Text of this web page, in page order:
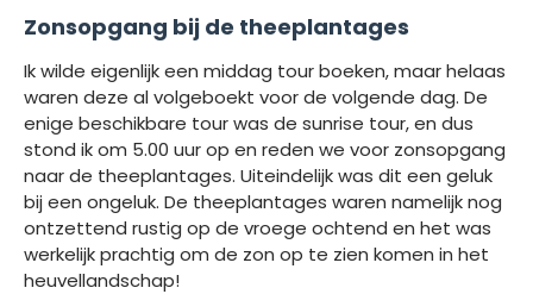
Zonsopgang bij de theeplantages
Ik wilde eigenlijk een middag tour boeken, maar helaas
waren deze al volgeboekt voor de volgende dag. De
enige beschikbare tour was de sunrise tour, en dus
stond ik om 5.00 uur op en reden we voor zonsopgang
naar de theeplantages. Uiteindelijk was dit een geluk
bij een ongeluk. De theeplantages waren namelijk nog
ontzettend rustig op de vroege ochtend en het was
werkelijk prachtig om de zon op te zien komen in het
heuvellandschap!